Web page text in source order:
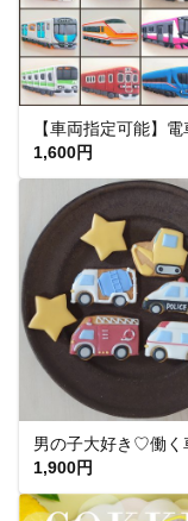
1,600円
1,900円